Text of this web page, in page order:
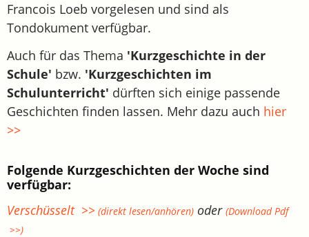
Francois Loeb vorgelesen und sind als
Tondokument verfügbar.
Auch für das Thema 'Kurzgeschichte in der
Schule' bzw. 'Kurzgeschichten im
Schulunterricht' dürften sich einige passende
Geschichten finden lassen. Mehr dazu auch hier
>>
Folgende Kurzgeschichten der Woche sind
verfügbar:
Verschüsselt >> (direkt lesen/anhören) oder(Download Pdf
>>)